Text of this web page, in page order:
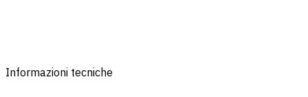
Informazioni tecniche